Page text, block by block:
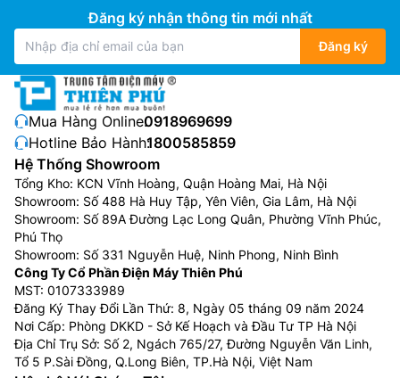
Đăng ký nhận thông tin mới nhất
Đăng ký
Mua Hàng Online:0918969699
Hotline Bảo Hành:1800585859
Hệ Thống Showroom
Tổng Kho: KCN Vĩnh Hoàng, Quận Hoàng Mai, Hà Nội
Showroom: Số 488 Hà Huy Tập, Yên Viên, Gia Lâm, Hà Nội
Showroom: Số 89A Đường Lạc Long Quân, Phường Vĩnh Phúc,
Phú Thọ
Showroom: Số 331 Nguyễn Huệ, Ninh Phong, Ninh Bình
Công Ty Cổ Phần Điện Máy Thiên Phú
MST: 0107333989
Đăng Ký Thay Đổi Lần Thứ: 8, Ngày 05 tháng 09 năm 2024
Nơi Cấp: Phòng DKKD - Sở Kế Hoạch và Đầu Tư TP Hà Nội
Địa Chỉ Trụ Sở: Số 2, Ngách 765/27, Đường Nguyễn Văn Linh,
Tổ 5 P.Sài Đồng, Q.Long Biên, TP.Hà Nội, Việt Nam